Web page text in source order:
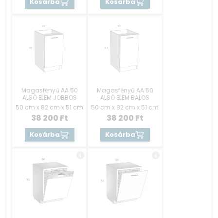
Magasfényű AA 50
ALSÓ ELEM JOBBOS
50 cm x 82 cm x 51 cm
38 200 Ft
Kosárba
Magasfényű AA 50
ALSÓ ELEM BALOS
50 cm x 82 cm x 51 cm
38 200 Ft
Kosárba